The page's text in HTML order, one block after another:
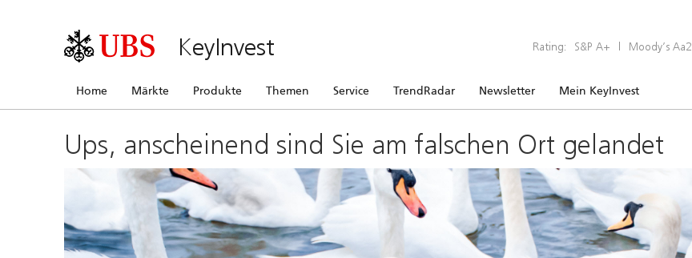
KeyInvest Rating: S&P A+ | Moody’s Aa2
Home Märkte Produkte Themen Service TrendRadar Newsletter Mein KeyInvest
Ups, anscheinend sind Sie am falschen Ort gelandet